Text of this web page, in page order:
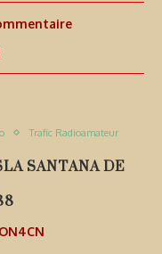
Trafic Radioamateur
SANTANA DE